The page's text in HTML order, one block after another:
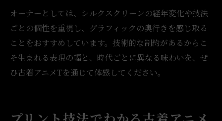
オーナーとしては、シルクスクリーンの経年変化や技法
ごとの個性を重視し、グラフィックの奥行きを感じ取る
ことをおすすめしています。技術的な制約があるからこ
そ生まれる表現の幅と、時代ごとに異なる味わいを、ぜ
ひ古着アニメTを通じて体感してください。